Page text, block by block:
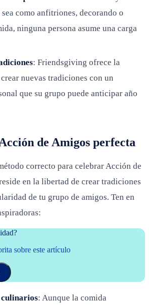
como anfitriones, decorando o
ninguna persona asume una carga
: Friendsgiving ofrece la
nuevas tradiciones con un
que su grupo puede anticipar año
de Amigos perfecta
correcto para celebrar Acción de
en la libertad de crear tradiciones
de tu grupo de amigos. Ten en
sobre este artículo
: Aunque la comida